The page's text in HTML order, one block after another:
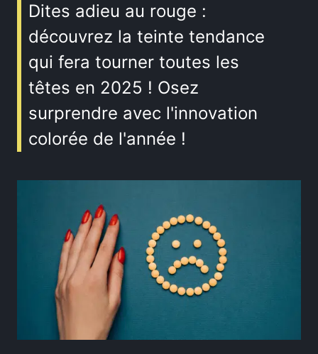
Dites adieu au rouge :
découvrez la teinte tendance
qui fera tourner toutes les
têtes en 2025 ! Osez
surprendre avec l'innovation
colorée de l'année !